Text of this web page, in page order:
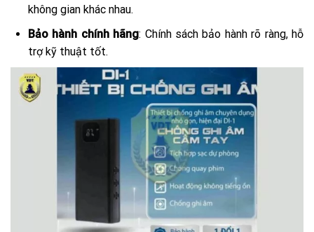
không gian khác nhau.
Bảo hành chính hãng: Chính sách bảo hành rõ ràng, hỗ
trợ kỹ thuật tốt.